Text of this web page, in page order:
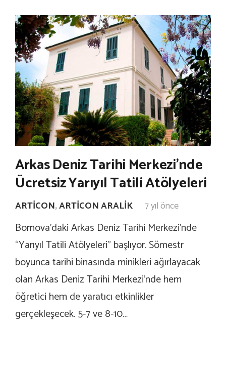
Arkas Deniz Tarihi Merkezi’nde
Ücretsiz Yarıyıl Tatili Atölyeleri
ARTICON,ARTICON ARALIK 7 yıl önce
Bornova’daki Arkas Deniz Tarihi Merkezi’nde
“Yarıyıl Tatili Atölyeleri” başlıyor. Sömestr
boyunca tarihi binasında minikleri ağırlayacak
olan Arkas Deniz Tarihi Merkezi’nde hem
öğretici hem de yaratıcı etkinlikler
gerçekleşecek. 5-7 ve 8-10…